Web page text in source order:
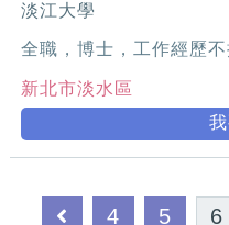
淡江大學
全職，博士，工作經歷不
新北市淡水區
4 5 6